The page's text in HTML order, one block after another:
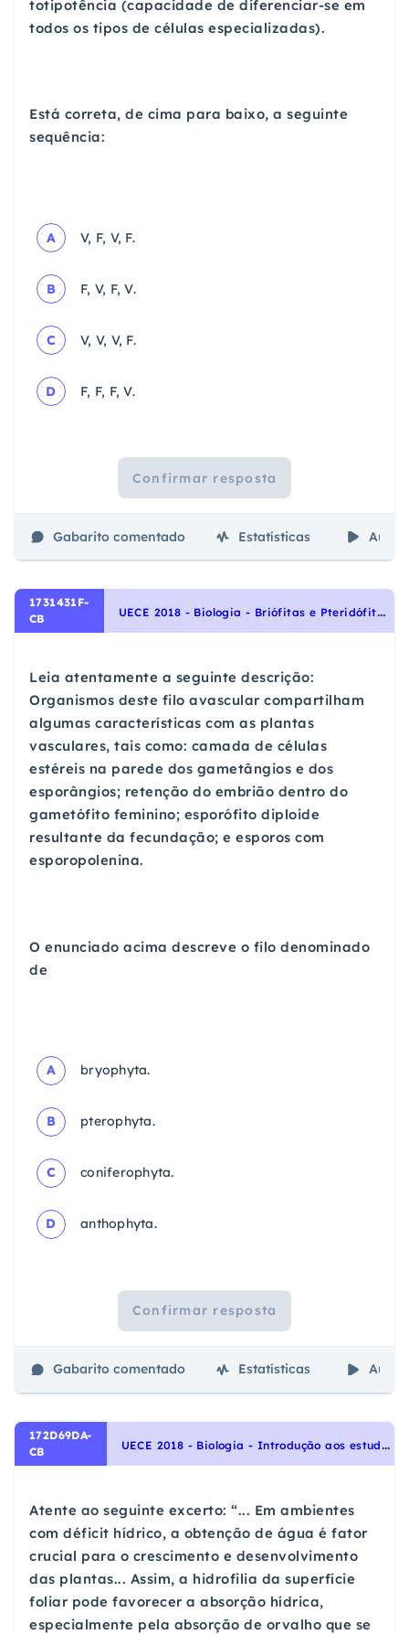
totipotência (capacidade de diferenciar-se em
todos os tipos de células especializadas).
Está correta, de cima para baixo, a seguinte
sequência:
A V, F, V, F.
B F, V, F, V.
C V, V, V, F.
D F, F, F, V.
Confirmar resposta
Gabarito comentado Estatísticas Aulas
1731431F-
CB
U
ECE 2018 - Biologia - Briófitas e Pteridófitas, Identidade dos seres vivos
Leia atentamente a seguinte descrição:
Organismos deste filo avascular compartilham
algumas características com as plantas
vasculares, tais como: camada de células
estéreis na parede dos gametângios e dos
esporângios; retenção do embrião dentro do
gametófito feminino; esporófito diploide
resultante da fecundação; e esporos com
esporopolenina.
O enunciado acima descreve o filo denominado
de
A bryophyta.
B pterophyta.
C coniferophyta.
D anthophyta.
Confirmar resposta
Gabarito comentado Estatísticas Aulas
172D69DA-
CB
U
ECE 2018 - Biologia - Introdução aos estudos das Plantas, Identidade dos seres vivos
Atente ao seguinte excerto: “... Em ambientes
com déficit hídrico, a obtenção de água é fator
crucial para o crescimento e desenvolvimento
das plantas... Assim, a hidrofilia da superfície
foliar pode favorecer a absorção hídrica,
especialmente pela absorção de orvalho que se